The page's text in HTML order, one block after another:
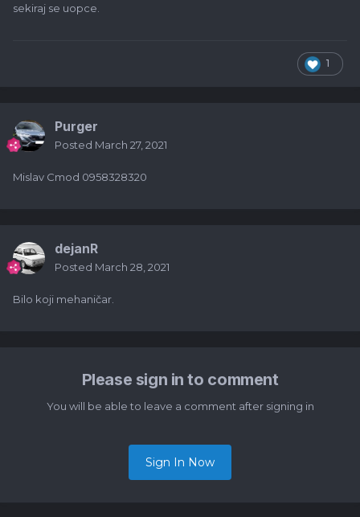
sekiraj se uopce.
1
Purger
Posted March 27, 2021
Mislav Cmod 0958328320
dejanR
Posted March 28, 2021
Bilo koji mehaničar.
Please sign in to comment
You will be able to leave a comment after signing in
Sign In Now